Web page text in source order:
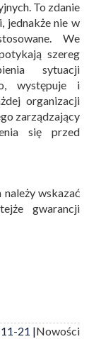
To zdanie
jednakże nie w
We
szereg
sytuacji
występuje i
organizacji
zarządzający
się przed
wskazać
gwarancji
21 |Nowości